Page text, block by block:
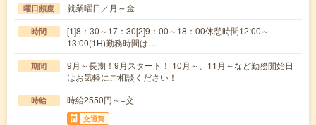
曜日頻度 就業曜日／月～金
時間
[1]8：30～17：30[2]9：00～18：00休憩時間12:00～
13:00(1H)勤務時間は…
期間
9月～長期！9月スタート！ 10月～、11月～など勤務開始日
はお気軽にご相談ください！
時給 時給2550円～+交
交通費